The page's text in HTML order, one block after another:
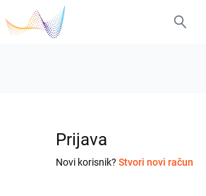
Prijava
Novi korisnik? Stvori novi račun